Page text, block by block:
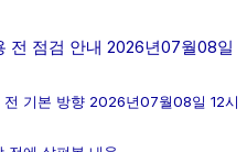
전 점검 안내 2026년07월08일
전 기본 방향 2026년07월08일 12시